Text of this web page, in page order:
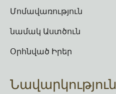
Մոմավառություն
նամակ Աստծուն
Օրհնված Իրեր
Նավարկություն